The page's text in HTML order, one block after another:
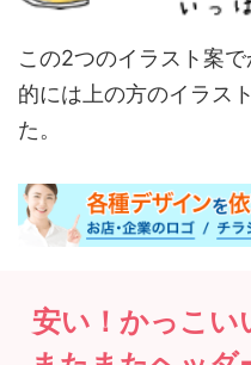
この2つのイラスト案
的には上の方のイラス
た。
安い！かっこい